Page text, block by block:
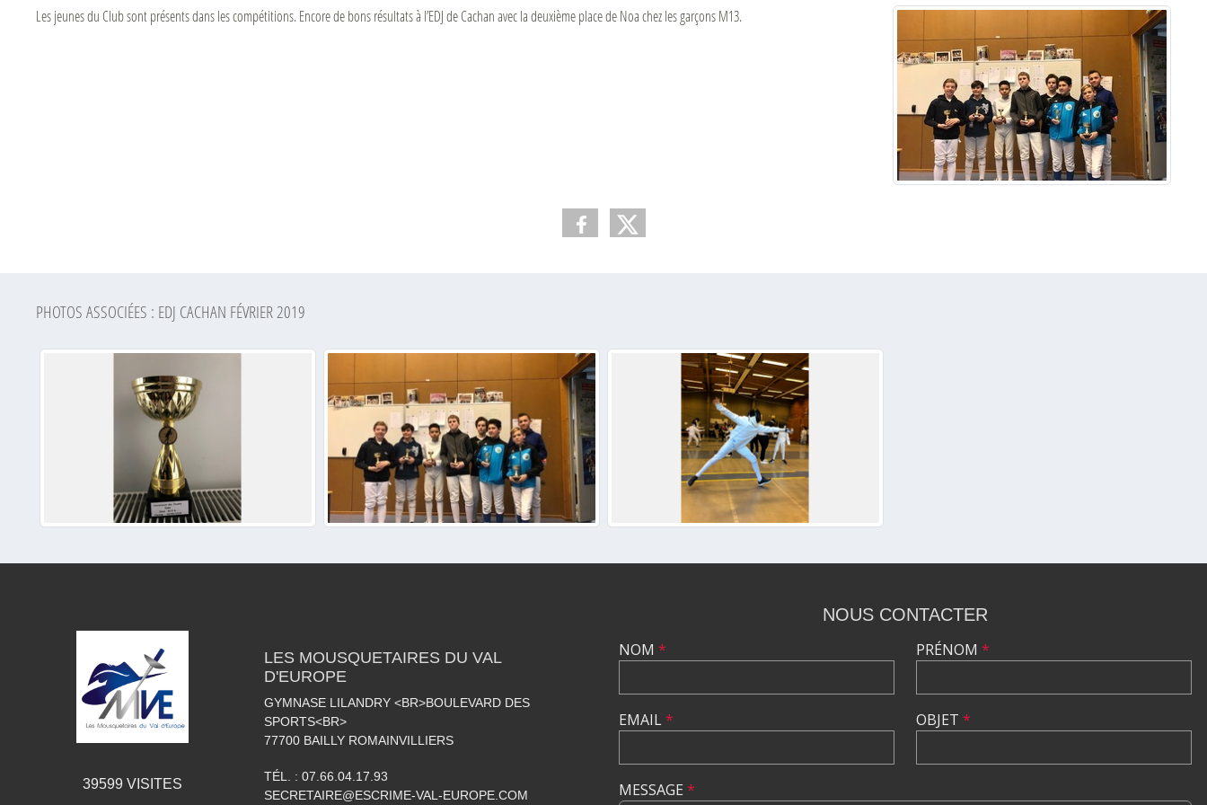
Les jeunes du Club sont présents dans les compétitions. Encore de bons résultats à l’EDJ de Cachan avec la deuxième place de Noa chez les garçons M13.
PHOTOS ASSOCIÉES : EDJ CACHAN FÉVRIER 2019
39599 VISITES
LES MOUSQUETAIRES DU VAL
D'EUROPE
GYMNASE LILANDRY <BR>BOULEVARD DES
SPORTS<BR>
77700 BAILLY ROMAINVILLIERS
TÉL. : 07.66.04.17.93
SECRETAIRE@ESCRIME-VAL-EUROPE.COM
NOUS CONTACTER
NOM *
EMAIL*
PRÉNOM *
OBJET *
MESSAGE *